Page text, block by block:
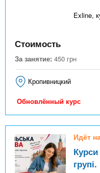
n
o
Exline,
Стоимость
За занятие: 450 грн
Кропивницкий
Обновлённый курс
Идёт